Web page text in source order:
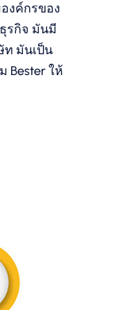
งค์กรของ
รกิจ มันมี
ท มันเป็น
Bester ให้